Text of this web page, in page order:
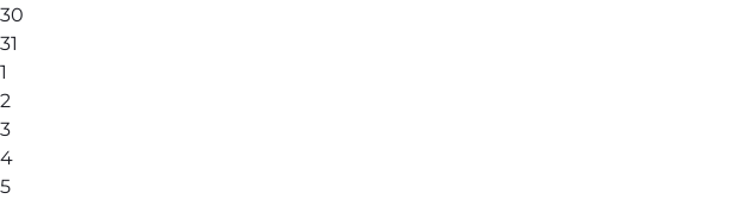
30
31
1
2
3
4
5